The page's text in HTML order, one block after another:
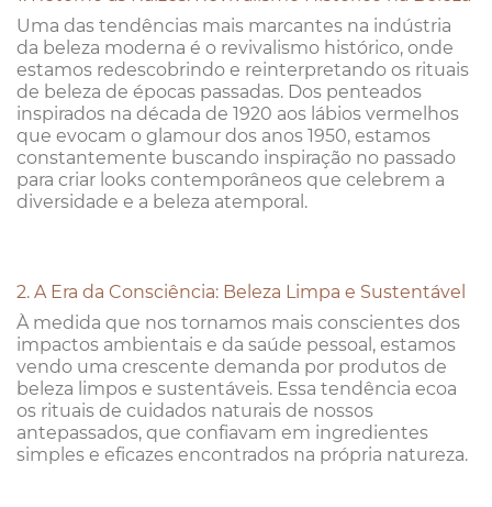
Uma das tendências mais marcantes na indústria
da beleza moderna é o revivalismo histórico, onde
estamos redescobrindo e reinterpretando os rituais
de beleza de épocas passadas. Dos penteados
inspirados na década de 1920 aos lábios vermelhos
que evocam o glamour dos anos 1950, estamos
constantemente buscando inspiração no passado
para criar looks contemporâneos que celebrem a
diversidade e a beleza atemporal.
2. A Era da Consciência: Beleza Limpa e Sustentável
À medida que nos tornamos mais conscientes dos
impactos ambientais e da saúde pessoal, estamos
vendo uma crescente demanda por produtos de
beleza limpos e sustentáveis. Essa tendência ecoa
os rituais de cuidados naturais de nossos
antepassados, que confiavam em ingredientes
simples e eficazes encontrados na própria natureza.